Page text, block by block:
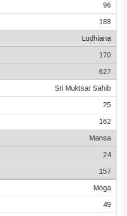
96
188
Ludhiana
170
627
Sri Muktsar Sahib
25
162
Mansa
24
157
Moga
49